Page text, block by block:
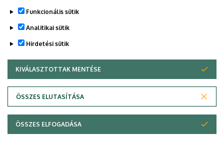
Adatvédelem
Copyright © 2026 Unideb
Funkcionális sütik
Analitikai sütik
Hirdetési sütik
KIVÁLASZTOTTAK MENTÉSE
ÖSSZES ELUTASÍTÁSA
WITHDRAW CONSENT
ÖSSZES ELFOGADÁSA